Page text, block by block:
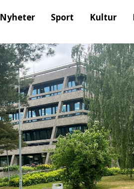
Nyheter Sport Kultur